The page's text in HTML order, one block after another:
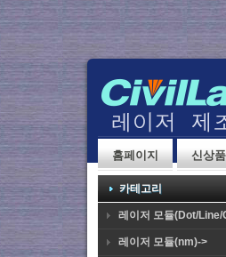
홈페이지 신상품
카테고리
레이저 모듈(Dot/
레이저 모듈(nm)->